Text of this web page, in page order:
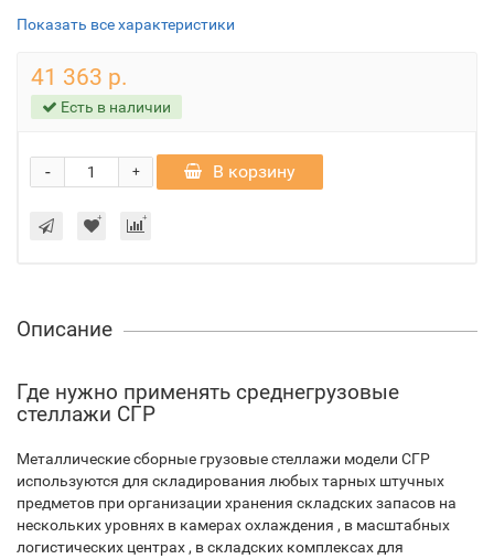
Показать все характеристики
41 363 р.
Есть в наличии
+
- В корзину
Описание
Где нужно применять среднегрузовые
стеллажи СГР
Металлические сборные грузовые стеллажи модели СГР
используются для складирования любых тарных штучных
предметов при организации хранения складских запасов на
нескольких уровнях в камерах охлаждения , в масштабных
логистических центрах , в складских комплексах для